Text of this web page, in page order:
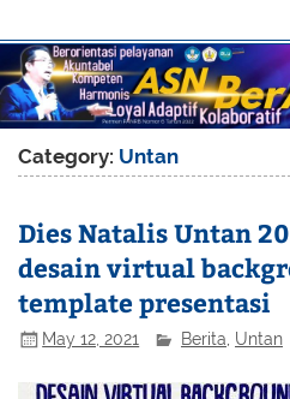
Category: Untan
Dies Natalis Untan
desain virtual
template presentasi
May 12, 2021 Berita Untan